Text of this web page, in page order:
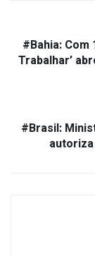
#Bahia: Com
Trabalhar’
#Brasil: